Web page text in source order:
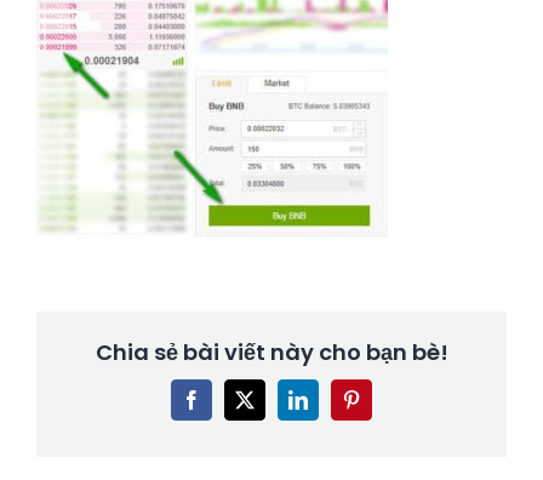
Chia sẻ bài viết này cho bạn bè!
Facebook
X LinkedInPinterest